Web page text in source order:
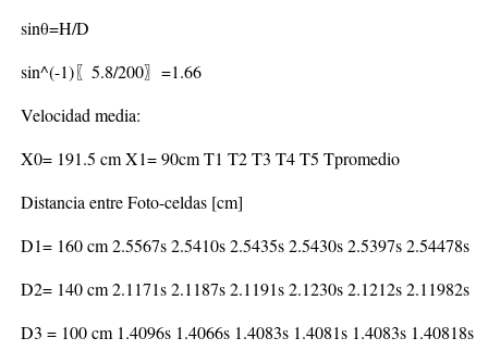
sin⁡θ=H/D
sin^(-1)⁡〖5.8/200〗=1.66
Velocidad media:
X0= 191.5 cm X1= 90cm T1 T2 T3 T4 T5 Tpromedio
Distancia entre Foto-celdas [cm]
D1= 160 cm 2.5567s 2.5410s 2.5435s 2.5430s 2.5397s 2.54478s
D2= 140 cm 2.1171s 2.1187s 2.1191s 2.1230s 2.1212s 2.11982s
D3 = 100 cm 1.4096s 1.4066s 1.4083s 1.4081s 1.4083s 1.40818s